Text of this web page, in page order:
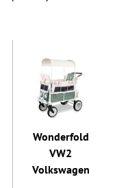
Wonderfold
VW2
Volkswagen